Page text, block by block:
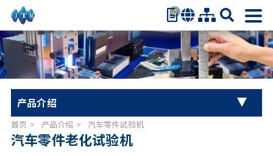
0
繁体中文
简体中文
English
日本语
产品介绍
万能材料试验机系列
首页 产品介绍 汽车零件试验机
汽车零件老化试验机